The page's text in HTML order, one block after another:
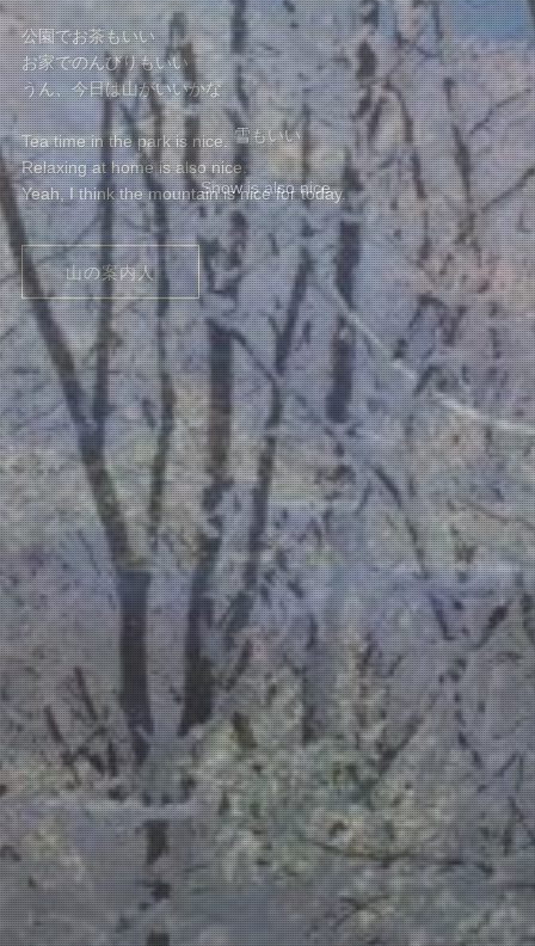
たまには 雨もいい
Sometimes Rain is nice too.
公園でお茶もいい
お家でのんびりもいい
うん、今日は山がいいかな
Tea time in the park is nice.
Relaxing at home is also nice.
Yeah, I think the mountain is nice for today.
山の案内人
雪もいい
Snow is also nice.
山の案内人